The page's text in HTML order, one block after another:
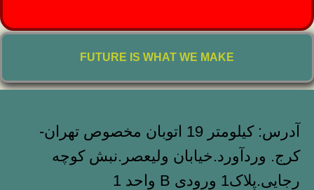
FUTURE IS WHAT WE MAKE
آدرس: کیلومتر 19 اتوبان مخصوص تهران-
کرج. وردآورد.خیابان ولیعصر.نبش کوچه
رجایی.پلاک1 ورودی B واحد 1